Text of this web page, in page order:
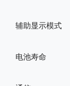
辅助显示模式
电池寿命